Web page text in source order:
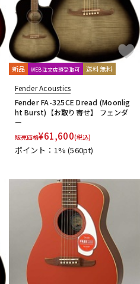
新品 WEB注文店頭受取可 送料無料
Fender Acoustics
Fender FA-325CE Dread (Moonlig
ht Burst)【お取り寄せ】 フェンダ
ー
販売価格¥61,600(税込)
ポイント：1%(560pt)